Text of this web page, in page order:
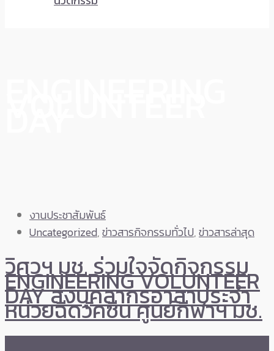
งานประชาสัมพันธ์
Uncategorized,ข่าวสารกิจกรรมทั่วไป,ข่าวสารล่าสุด
วิศวฯ มช. ร่วมใจจัดกิจกรรม
ENGINEERING VOLUNTEER
DAY ส่งบุคลากรอาสาประจำ
หน่วยฉีดวัคซีน ศูนย์กีฬาฯ มช.